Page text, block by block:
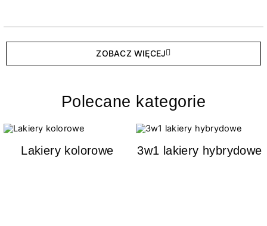
ZOBACZ WIĘCEJ
Polecane kategorie
Lakiery kolorowe 3w1 lakiery hybrydowe